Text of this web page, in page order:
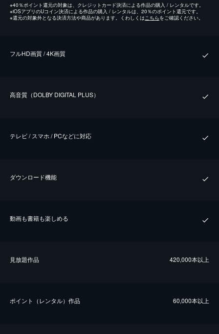
※40％ポイント還元の対象は、クレジットカード決済による作品の購入 / レンタルです。
※iOSアプリのUコイン決済による作品の購入 / レンタルは、20％のポイント還元です。
※還元の対象外となる決済方法や商品があります。くわしくは こちらをご確認ください。
フルHD画質 / 4K画質
⾼⾳質（DOLBY DIGITAL PLUS）
テレビ / スマホ / PCなどに対応
ダウンロード機能
動画も書籍も楽しめる
⾒放題作品 420,000本以上
ポイント（レンタル）作品 60,000本以上